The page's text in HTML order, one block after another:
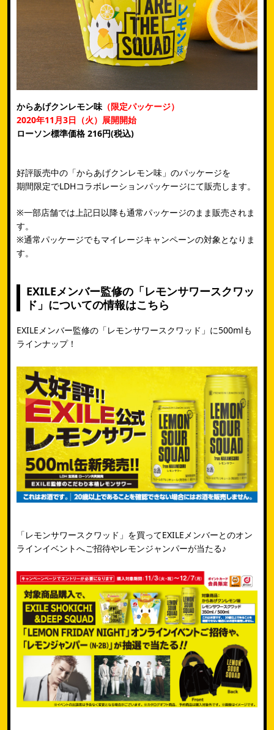
からあげクンレモン味（限定パッケージ）
2020年11月3日（火）展開開始
ローソン標準価格 216円(税込)
好評販売中の「からあげクンレモン味」のパッケージを
期間限定でLDHコラボレーションパッケージにて販売します。
※一部店舗では上記日以降も通常パッケージのまま販売されま
す。
※通常パッケージでもマイレージキャンペーンの対象となりま
す。
EXILEメンバー監修の「レモンサワースクワッ
ド」についての情報はこちら
EXILEメンバー監修の「レモンサワースクワッド」に500mlも
ラインナップ！
「レモンサワースクワッド」を買ってEXILEメンバーとのオン
ラインイベントへご招待やレモンジャンパーが当たる♪